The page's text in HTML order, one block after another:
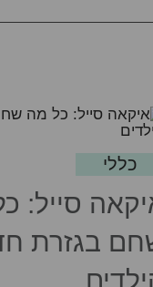
כללי
סייל:
בגזרת